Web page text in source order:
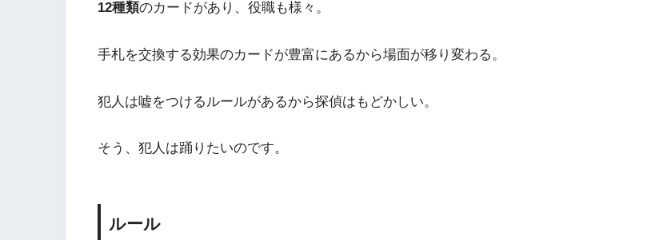
12種類のカードがあり、役職も様々。
手札を交換する効果のカードが豊富にあるから場面が移り変わる。
犯人は嘘をつけるルールがあるから探偵はもどかしい。
そう、犯人は踊りたいのです。
ルール